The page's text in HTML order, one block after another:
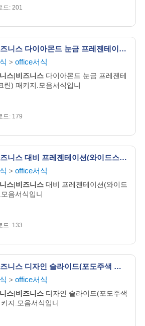
드: 201
비즈니스|비즈니스 다이아몬드 눈금 프레젠테이션(와이드스크린)
> office서식
스|비즈니스 다이아몬드 눈금 프레젠테
린) 패키지.모음서식입니
드: 179
비즈니스|비즈니스 대비 프레젠테이션(와이드스크린)
> office서식
스|비즈니스 대비 프레젠테이션(와이드
음서식입니
드: 133
비즈니스|비즈니스 디자인 슬라이드(포도주색 물결 디자인)
> office서식
스|비즈니스 디자인 슬라이드(포도주색
지.모음서식입니